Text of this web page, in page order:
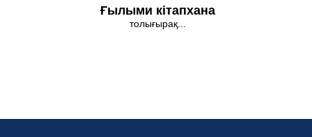
Ғылыми кітапхана
толығырақ...